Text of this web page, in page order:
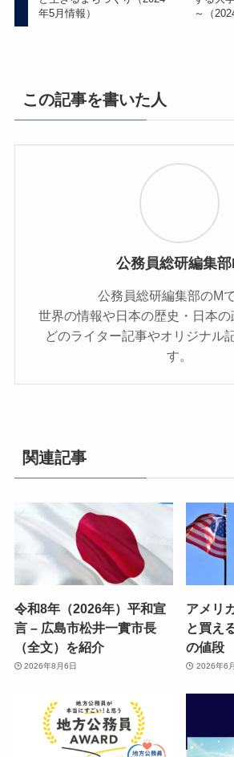
年5月情報）
～（
この記事を書いた人
公務員総研編集部
公務員総研編集部のM
世界の情報や日本の歴史・日本
どのライター記事やオリジナル
す。
関連記事
令和8年（2026年）平和宣
言 – 広島市松井一實市長
（全文）を紹介
2026年8月6日
アメリ
と買え
の値段
2026年6